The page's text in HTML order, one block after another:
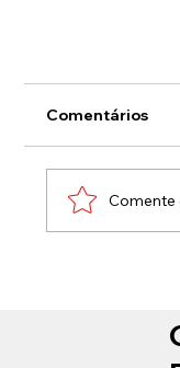
Comentários
Comente